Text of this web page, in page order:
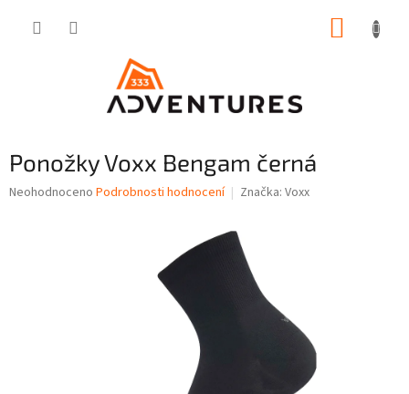
Ponožky Voxx Bengam černá
Průměrné
Neohodnoceno Podrobnosti hodnocení Značka: Voxx